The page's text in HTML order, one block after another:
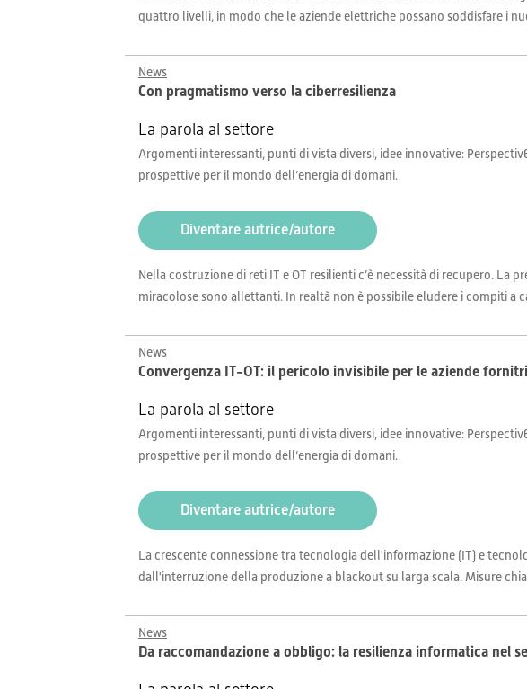
quattro livelli, in modo che le aziende elettriche possano soddisfare i
News
Con pragmatismo verso la ciberresilienza
La parola al settore
Argomenti interessanti, punti di vista diversi, idee innovative:
prospettive per il mondo dell’energia di domani.
Diventare autrice/autore
Nella costruzione di reti IT e OT resilienti c’è necessità di recupero.
miracolose sono allettanti. In realtà non è possibile eludere i compiti a
News
Convergenza IT-OT: il pericolo invisibile per le aziende
La parola al settore
Argomenti interessanti, punti di vista diversi, idee innovative:
prospettive per il mondo dell’energia di domani.
Diventare autrice/autore
La crescente connessione tra tecnologia dell'informazione (IT) e
dall'interruzione della produzione a blackout su larga scala. Misure
News
Da raccomandazione a obbligo: la resilienza informatica nel